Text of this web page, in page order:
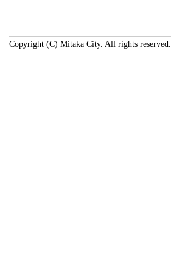
Copyright (C) Mitaka City. All rights reserved.